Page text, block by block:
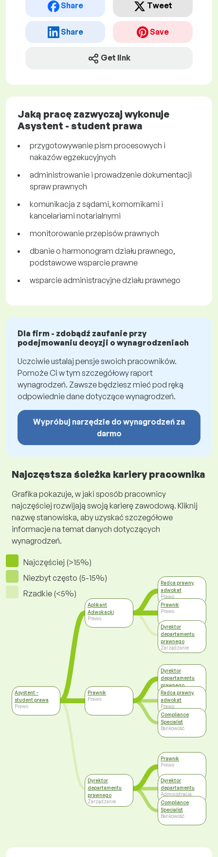
Share Tweet
Share Save
Get link
Jaką pracę zazwyczaj wykonuje
Asystent - student prawa
przygotowywanie pism procesowych i
nakazów egzekucyjnych
administrowanie i prowadzenie dokumentacji
spraw prawnych
komunikacja z sądami, komornikami i
kancelariami notarialnymi
monitorowanie przepisów prawnych
dbanie o harmonogram działu prawnego,
podstawowe wsparcie prawne
wsparcie administracyjne działu prawnego
Dla firm - zdobądź zaufanie przy
podejmowaniu decyzji o wynagrodzeniach
Uczciwie ustalaj pensje swoich pracowników.
Pomoże Ci w tym szczegółowy raport
wynagrodzeń. Zawsze będziesz mieć pod ręką
odpowiednie dane dotyczące wynagrodzeń.
Wypróbuj narzędzie do wynagrodzeń za
darmo
Najczęstsza ścieżka kariery pracownika
Grafika pokazuje, w jaki sposób pracownicy
najczęściej rozwijają swoją karierę zawodową. Kliknij
nazwę stanowiska, aby uzyskać szczegółowe
informacje na temat danych dotyczących
wynagrodzeń.
Najczęściej (>15%)
Niezbyt często (5-15%)
Rzadkie (<5%)
Asystent -
student prawa
Prawo
Aplikant
Adwokacki
Prawo
Prawnik
Prawo
Dyrektor
departamentu
prawnego
Zarządzanie
Radca prawny,
adwokat
Prawo
Prawnik
Prawo
Dyrektor
departamentu
prawnego
Zarządzanie
Dyrektor
departamentu
prawnego
Zarządzanie
Radca prawny,
adwokat
Prawo
Compliance
Specialist
Bankowość
Prawnik
Prawo
Dyrektor
departamentu
Administracja
publiczna
Compliance
Specialist
Bankowość